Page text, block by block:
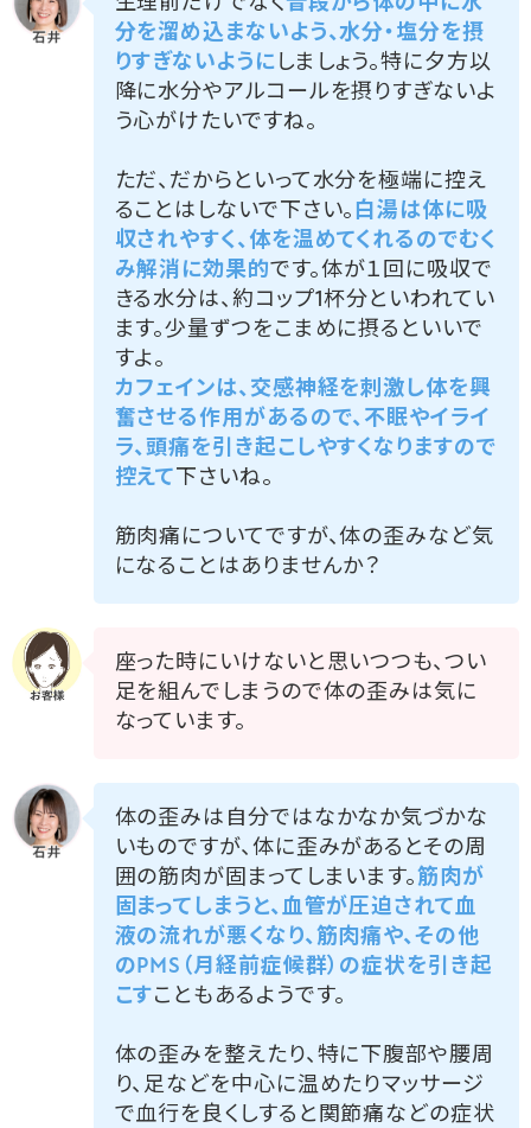
分を溜め込まないよう、水分・塩分を摂
りすぎないように しましょう。特に夕方以
降に水分やアルコールを摂りすぎないよ
う心がけたいですね。
ただ、だからといって水分を極端に控え
ることはしないで下さい。 白湯は体に吸
収されやすく、体を温めてくれるのでむく
み解消に効果的です。体が１回に吸収で
きる水分は、約コップ1杯分といわれてい
ます。少量ずつをこまめに摂るといいで
すよ。
カフェインは、交感神経を刺激し体を興
奮させる作用があるので、不眠やイライ
ラ、頭痛を引き起こしやすくなりますので
控えて 下さいね。
筋肉痛についてですが、体の歪みなど気
になることはありませんか？
座った時にいけないと思いつつも、つい
足を組んでしまうので体の歪みは気に
なっています。
体の歪みは自分ではなかなか気づかな
いものですが、体に歪みがあるとその周
囲の筋肉が固まってしまいます。筋肉が
固まってしまうと、血管が圧迫されて血
液の流れが悪くなり、筋肉痛や、その他
のPMS（月経前症候群）の症状を引き起
こすこともあるようです。
体の歪みを整えたり、特に下腹部や腰周
り、足などを中心に温めたりマッサージ
で血行を良くしすると関節痛などの症状